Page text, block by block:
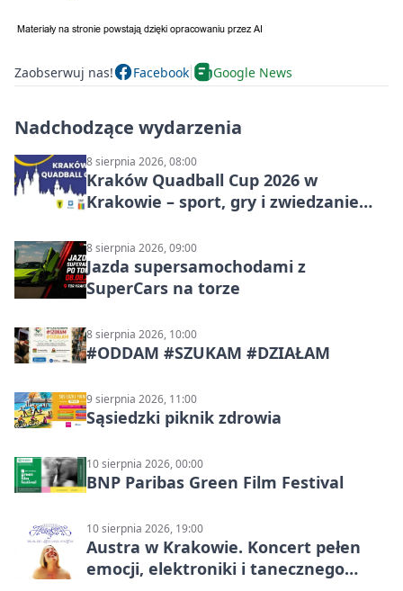
Zaobserwuj nas! Facebook Google News
Nadchodzące wydarzenia
8 sierpnia 2026, 08:00
Kraków Quadball Cup 2026 w
Krakowie – sport, gry i zwiedzanie
8 sierpnia 2026, 09:00
Jazda supersamochodami z
SuperCars na torze
8 sierpnia 2026, 10:00
#ODDAM #SZUKAM #DZIAŁAM
9 sierpnia 2026, 11:00
Sąsiedzki piknik zdrowia
10 sierpnia 2026, 00:00
BNP Paribas Green Film Festival
10 sierpnia 2026, 19:00
Austra w Krakowie. Koncert pełen
emocji, elektroniki i tanecznego